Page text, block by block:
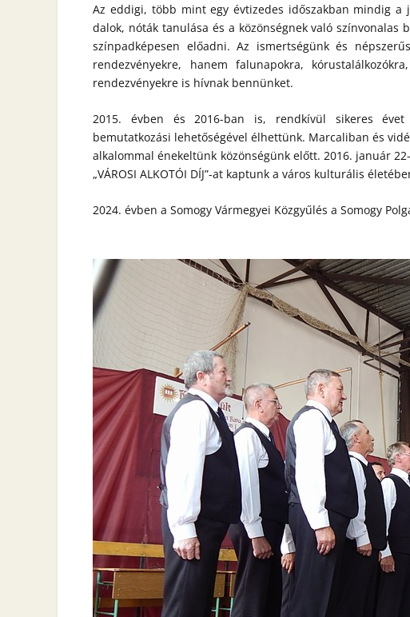
Az eddigi, több mint egy évtizedes időszakban mindig
dalok, nóták tanulása és a közönségnek való
színpadképesen előadni. Az ismertségünk és
rendezvényekre, hanem falunapokra,
rendezvényekre is hívnak bennünket.
2015. évben és 2016-ban is, rendkívül sikeres
bemutatkozási lehetőségével élhettünk. Marcaliban és
alkalommal énekeltünk közönségünk előtt. 2016. január
„VÁROSI ALKOTÓI DÍJ”-at kaptunk a város kulturális
2024. évben a Somogy Vármegyei Közgyűlés a Somogy